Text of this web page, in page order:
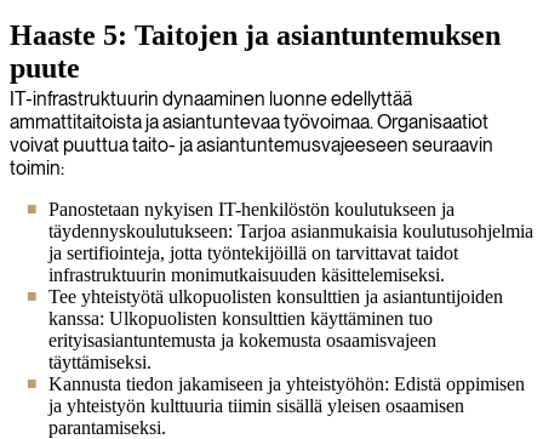
Haaste 5: Taitojen ja asiantuntemuksen
puute
IT-infrastruktuurin dynaaminen luonne edellyttää
ammattitaitoista ja asiantuntevaa työvoimaa. Organisaatiot
voivat puuttua taito- ja asiantuntemusvajeeseen seuraavin
toimin:
Panostetaan nykyisen IT-henkilöstön koulutukseen ja
täydennyskoulutukseen: Tarjoa asianmukaisia koulutusohjelmia
ja sertifiointeja, jotta työntekijöillä on tarvittavat taidot
infrastruktuurin monimutkaisuuden käsittelemiseksi.
Tee yhteistyötä ulkopuolisten konsulttien ja asiantuntijoiden
kanssa: Ulkopuolisten konsulttien käyttäminen tuo
erityisasiantuntemusta ja kokemusta osaamisvajeen
täyttämiseksi.
Kannusta tiedon jakamiseen ja yhteistyöhön: Edistä oppimisen
ja yhteistyön kulttuuria tiimin sisällä yleisen osaamisen
parantamiseksi.